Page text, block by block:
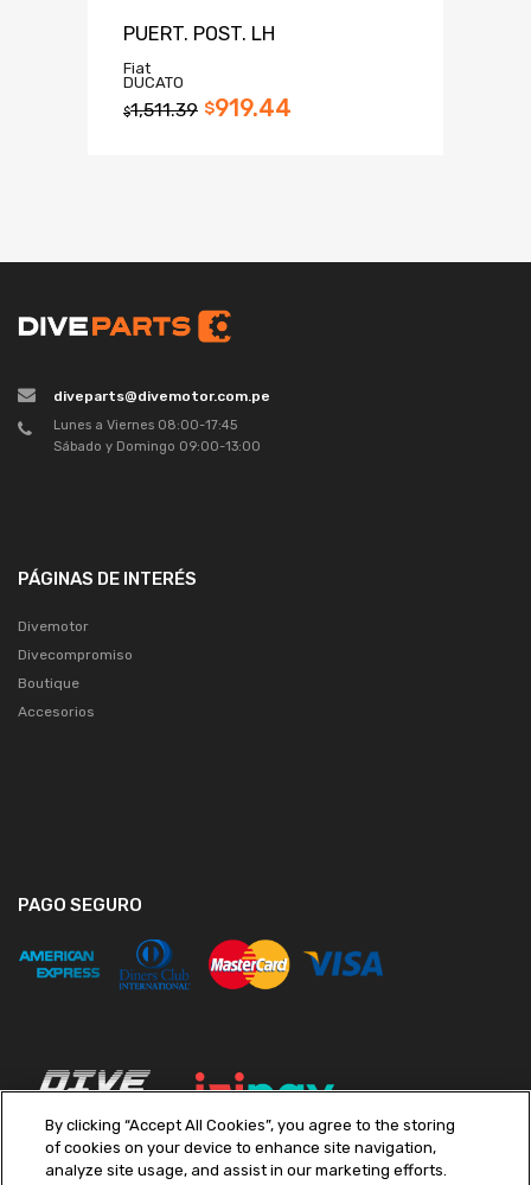
PUERT. POST. LH
Fiat
DUCATO
$1,511.39 $919.44
diveparts@divemotor.com.pe
Lunes a Viernes 08:00-17:45
Sábado y Domingo 09:00-13:00
PÁGINAS DE INTERÉS
Divemotor
Divecompromiso
Boutique
Accesorios
PAGO SEGURO
By clicking “Accept All Cookies”, you agree to the storing
of cookies on your device to enhance site navigation,
analyze site usage, and assist in our marketing efforts.